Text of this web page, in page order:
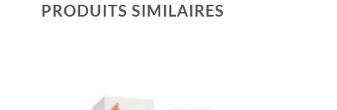
PRODUITS SIMILAIRES